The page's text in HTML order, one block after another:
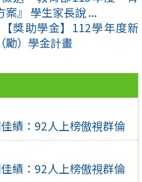
績：92人上榜傲視群倫
績：92人上榜傲視群倫
』 學生家長說 ...
【獎助學金】112學年度新
勵）學金計畫